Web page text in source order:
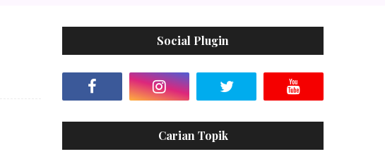
Social Plugin
Carian Topik